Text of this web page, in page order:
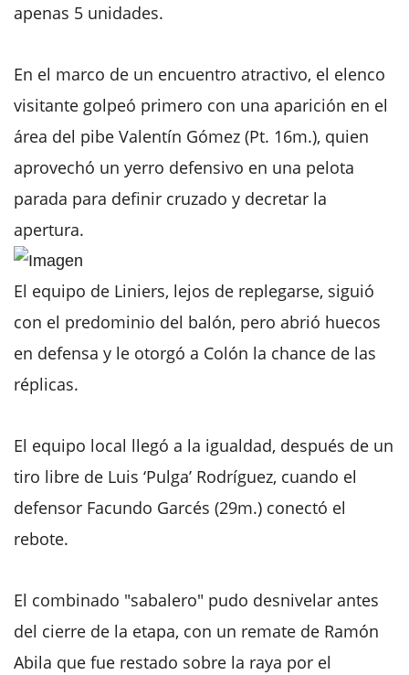
apenas 5 unidades.
En el marco de un encuentro atractivo, el elenco
visitante golpeó primero con una aparición en el
área del pibe Valentín Gómez (Pt. 16m.), quien
aprovechó un yerro defensivo en una pelota
parada para definir cruzado y decretar la
apertura.
El equipo de Liniers, lejos de replegarse, siguió
con el predominio del balón, pero abrió huecos
en defensa y le otorgó a Colón la chance de las
réplicas.
El equipo local llegó a la igualdad, después de un
tiro libre de Luis ‘Pulga’ Rodríguez, cuando el
defensor Facundo Garcés (29m.) conectó el
rebote.
El combinado "sabalero" pudo desnivelar antes
del cierre de la etapa, con un remate de Ramón
Abila que fue restado sobre la raya por el